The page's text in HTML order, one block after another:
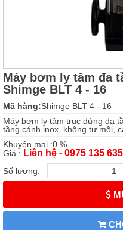
Máy bơm ly tâm đa
Shimge BLT 4 - 16
Mã hàng:Shimge BLT 4 - 16
Máy bơm ly tâm trục đứng đa
tầng cánh inox, không tự mồi,
Khuyến mại :0 %
Giá : Liên hệ - 0975 135
Số lượng: